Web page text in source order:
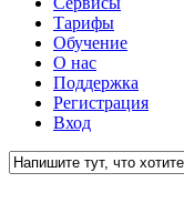
Тарифы
Обучение
О нас
Поддержка
Регистрация
Вход